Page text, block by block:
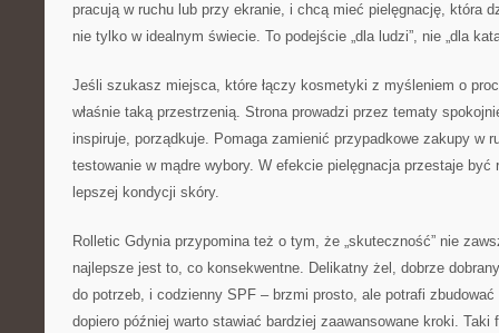
pracują w ruchu lub przy ekranie, i chcą mieć pielęgnację, która
nie tylko w idealnym świecie. To podejście „dla ludzi”, nie „dla
Jeśli szukasz miejsca, które łączy kosmetyki z myśleniem o
właśnie taką przestrzenią. Strona prowadzi przez tematy
inspiruje, porządkuje. Pomaga zamienić przypadkowe zakupy w
testowanie w mądre wybory. W efekcie pielęgnacja przestaje być
lepszej kondycji skóry.
Rolletic Gdynia przypomina też o tym, że „skuteczność” nie
najlepsze jest to, co konsekwentne. Delikatny żel, dobrze
do potrzeb, i codzienny SPF – brzmi prosto, ale potrafi
dopiero później warto stawiać bardziej zaawansowane kroki. Taki